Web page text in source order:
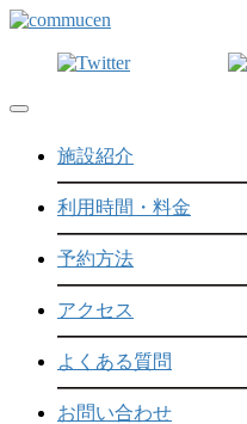
Toggle navigation
施設紹介
利用時間・料金
予約方法
アクセス
よくある質問
お問い合わせ